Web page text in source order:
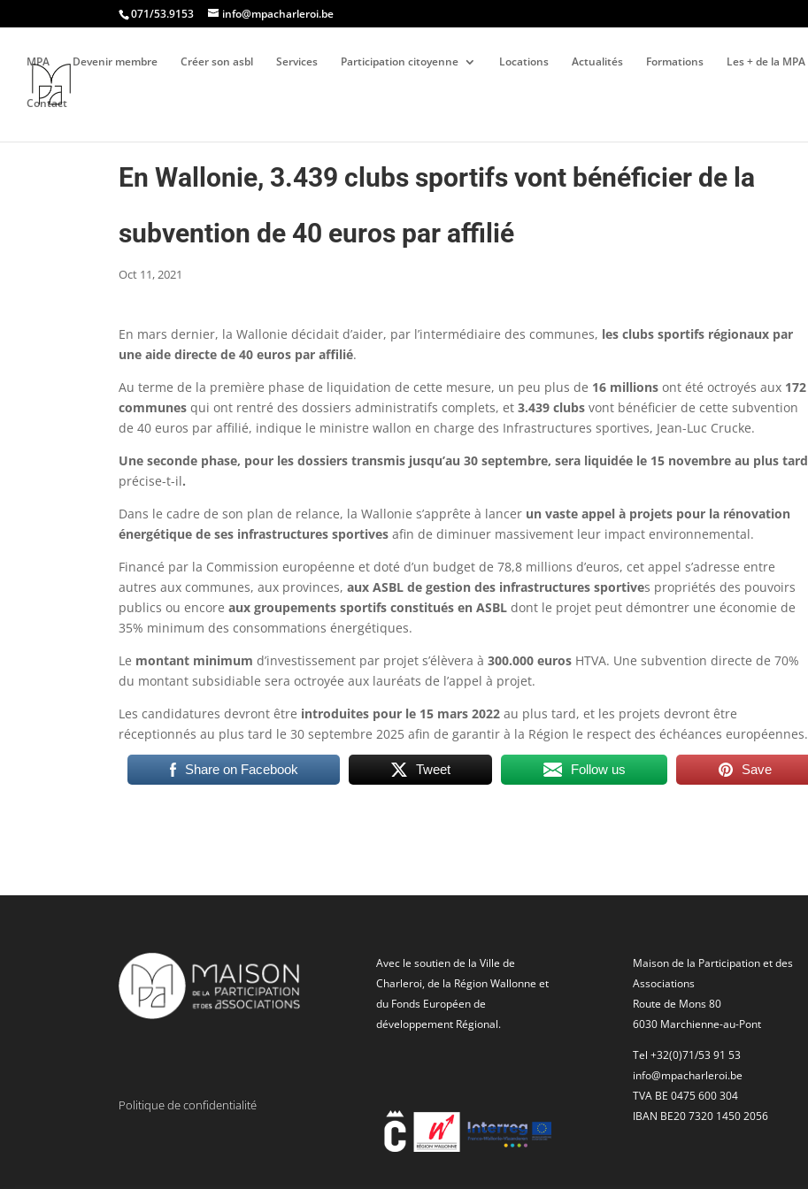
071/53.9153 info@mpacharleroi.be
MPA Devenir membre Créer son asbl Services Participation citoyenne Locations Actualités Formations Les + de la MPA
Contact
En Wallonie, 3.439 clubs sportifs vont bénéficier de la
subvention de 40 euros par affilié
Oct 11, 2021
En mars dernier, la Wallonie décidait d’aider, par l’intermédiaire des communes, les clubs sportifs régionaux par
une aide directe de 40 euros par affilié.
Au terme de la première phase de liquidation de cette mesure, un peu plus de 16 millionsont été octroyés aux 172
communes qui ont rentré des dossiers administratifs complets, et3.439 clubs vont bénéficier de cette subvention
de 40 euros par affilié, indique le ministre wallon en charge des Infrastructures sportives, Jean-Luc Crucke.
Une seconde phase, pour les dossiers transmis jusqu’au 30 septembre, sera liquidée le 15 novembre au plus tard
précise-t-il.
Dans le cadre de son plan de relance, la Wallonie s’apprête à lancer un vaste appel à projets pour la rénovation
énergétique de ses infrastructures sportives afin de diminuer massivement leur impact environnemental.
Financé par la Commission européenne et doté d’un budget de 78,8 millions d’euros, cet appel s’adresse entre
autres aux communes, aux provinces,aux ASBL de gestion des infrastructures sportives propriétés des pouvoirs
publics ou encoreaux groupements sportifs constitués en ASBLdont le projet peut démontrer une économie de
35% minimum des consommations énergétiques.
Le montant minimumd’investissement par projet s’élèvera à300.000 euros HTVA. Une subvention directe de 70%
du montant subsidiable sera octroyée aux lauréats de l’appel à projet.
Les candidatures devront être introduites pour le 15 mars 2022 au plus tard, et les projets devront être
réceptionnés au plus tard le 30 septembre 2025 afin de garantir à la Région le respect des échéances européennes.
Share on Facebook Tweet Follow us Save
Politique de confidentialité
Avec le soutien de la Ville de
Charleroi, de la Région Wallonne et
du Fonds Européen de
développement Régional.
Maison de la Participation et des
Associations
Route de Mons 80
6030 Marchienne-au-Pont
Tel +32(0)71/53 91 53
info@mpacharleroi.be
TVA BE 0475 600 304
IBAN BE20 7320 1450 2056